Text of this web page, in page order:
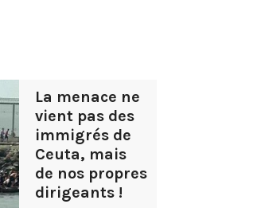
La menace ne
vient pas des
immigrés de
Ceuta, mais
de nos propres
dirigeants !